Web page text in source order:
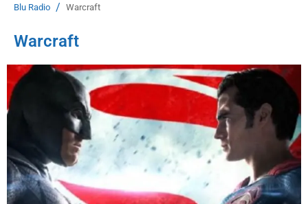
Blu Radio / Warcraft
Warcraft